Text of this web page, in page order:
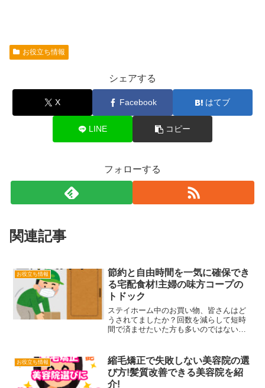
お役立ち情報
シェアする
X Facebook はてブ
LINE コピー
フォローする
関連記事
お役立ち情報
節約と自由時間を一気に確保でき
る宅配食材!主婦の味方コープの
トドック
ステイホーム中のお買い物、皆さんはど
うされてましたか？回数を減らして短時
間で済ませたいた方も多いのではないで
ね。かといってもまだ留守番はさせられ
ないし。そんな時、コープ...
お役立ち情報
縮毛矯正で失敗しない美容院の選
び方!髪質改善できる美容院を紹
介!